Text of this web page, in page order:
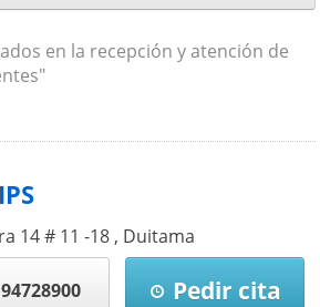
en la recepción y atención de
14 # 11 -18 , Duitama
Pedir cita